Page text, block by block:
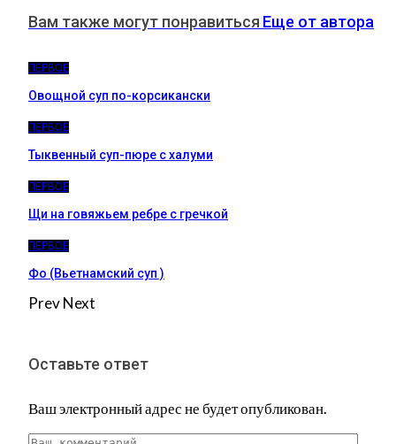
Вам также могут понравиться Еще от автора
ПЕРВОЕ
Овощной суп по-корсикански
ПЕРВОЕ
Тыквенный суп-пюре с халуми
ПЕРВОЕ
Щи на говяжьем ребре с гречкой
ПЕРВОЕ
Фо (Вьетнамский суп )
PrevNext
Оставьте ответ
Ваш электронный адрес не будет опубликован.